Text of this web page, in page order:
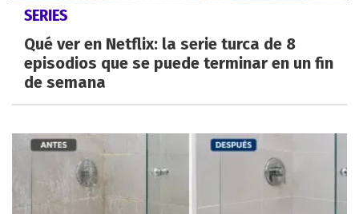
SERIES
Qué ver en Netflix: la serie turca de 8
episodios que se puede terminar en un fin
de semana